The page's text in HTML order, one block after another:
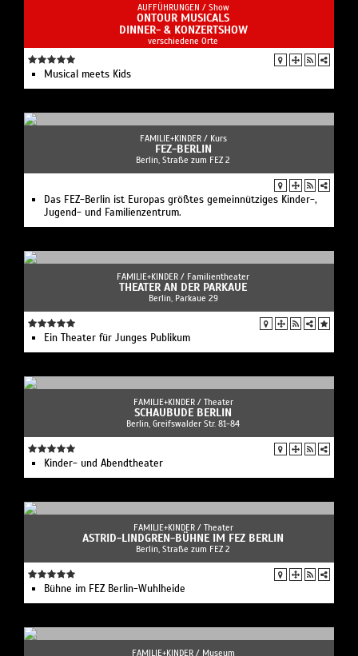
AUFFÜHRUNGEN / Show
ONTOUR MUSICALS
DINNER- & KONZERTSHOW
verschiedene Orte
Musical meets Kids
FAMILIE+KINDER / Kurs
FEZ-BERLIN
Berlin, Straße zum FEZ 2
Das FEZ-Berlin ist Europas größtes gemeinnütziges Kinder-,
Jugend- und Familienzentrum.
FAMILIE+KINDER / Familientheater
THEATER AN DER PARKAUE
Berlin, Parkaue 29
Ein Theater für Junges Publikum
FAMILIE+KINDER / Theater
SCHAUBUDE BERLIN
Berlin, Greifswalder Str. 81-84
Kinder- und Abendtheater
FAMILIE+KINDER / Theater
ASTRID-LINDGREN-BÜHNE IM FEZ BERLIN
Berlin, Straße zum FEZ 2
Bühne im FEZ Berlin-Wuhlheide
FAMILIE+KINDER / Museum